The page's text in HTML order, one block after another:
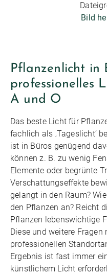
Bild
Pflanzenlicht in
professionelles
A und O
Das beste Licht für
fachlich als ‚Tageslicht‘
ist in Büros genügend
können z. B. zu wenig
Elemente oder begrünte
Verschattungseffekte
gelangt in den Raum?
den Pflanzen an? Reicht
Pflanzen lebenswichtige
Diese und weitere
professionellen
Ergebnis ist fast immer
künstlichem Licht